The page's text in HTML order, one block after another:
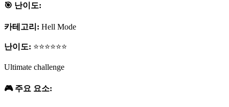
🎯 난이도:
카테고리: Hell Mode
난이도: ⭐⭐⭐⭐⭐⭐
Ultimate challenge
🎮 주요 요소: